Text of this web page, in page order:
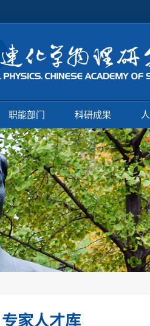
职能部门 科研成果
专家人才库